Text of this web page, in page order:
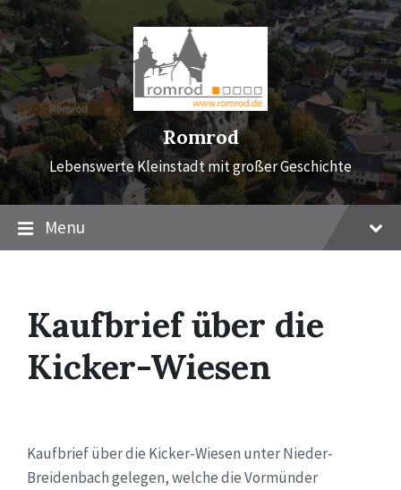
Skip
to
content
Skip
to
main
navigation
Skip
to
footer
Romrod
Lebenswerte Kleinstadt mit großer Geschichte
Menu
Kaufbrief über die
Kicker-Wiesen
Kaufbrief über die Kicker-Wiesen unter Nieder-
Breidenbach gelegen, welche die Vormünder